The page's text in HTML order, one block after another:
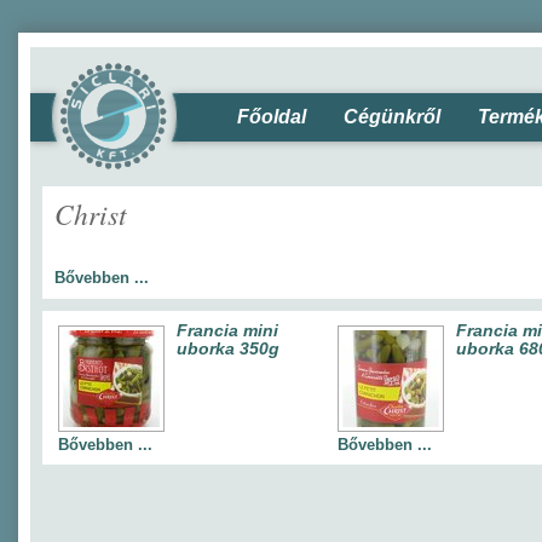
Főoldal Cégünkről
Christ
Bővebben ...
Francia mini
uborka 350g
Bővebben ...
Francia
uborka
Bővebben ...